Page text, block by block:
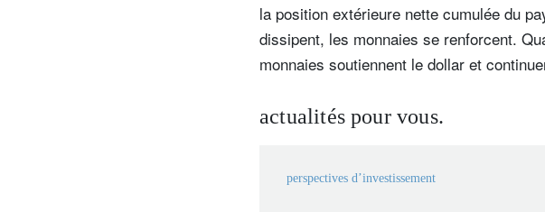
la position extérieure nette cumulée du
dissipent, les monnaies se renforcent.
monnaies soutiennent le dollar et
actualités pour vous.
perspectives d’investissement